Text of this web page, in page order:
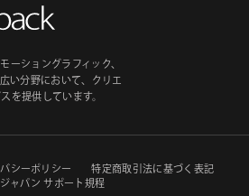
ーショングラフィック、
い分野において、クリエ
を提供しています。
シーポリシー
特定商取引法に基づく表記
ャパン サポート規程